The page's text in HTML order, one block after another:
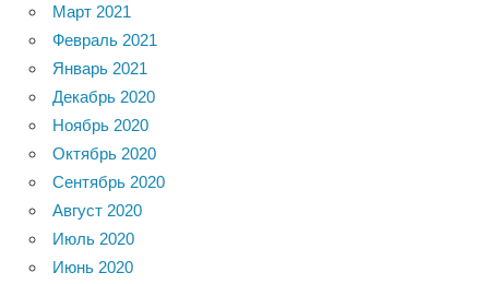
Март 2021
Февраль 2021
Январь 2021
Декабрь 2020
Ноябрь 2020
Октябрь 2020
Сентябрь 2020
Август 2020
Июль 2020
Июнь 2020